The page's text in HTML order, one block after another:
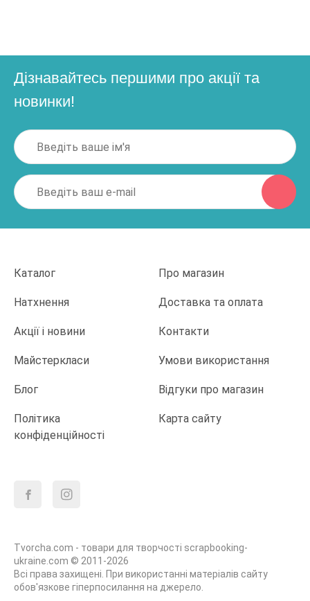
Дізнавайтесь першими про акції та
новинки!
Каталог Про магазин
Натхнення Доставка та оплата
Акції і новини Контакти
Майстеркласи Умови використання
Блог Відгуки про магазин
Політика
конфіденційності
Карта сайту
Tvorcha.com - товари для творчості scrapbooking-
ukraine.com © 2011-2026
Всі права захищені. При використанні матеріалів сайту
обов'язкове гіперпосилання на джерело.